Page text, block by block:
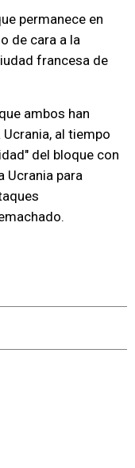
permanece en
de cara a la
francesa de
ambos han
al tiempo
del bloque con
Ucrania para